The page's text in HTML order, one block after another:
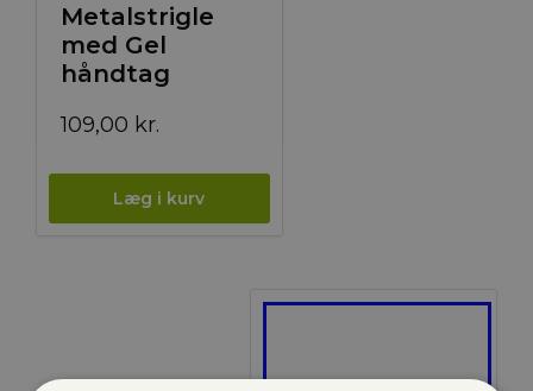
Metalstrigle
med Gel
håndtag
109,00 kr.